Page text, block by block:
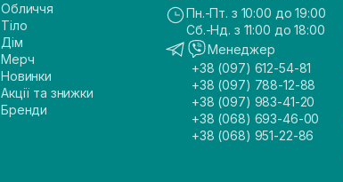
Обличчя
Тіло
Дім
Мерч
Новинки
Акції та знижки
Бренди
Пн.-Пт. з 10:00 до 19:00
Сб.-Нд. з 11:00 до 18:00
Менеджер
+38 (097) 612-54-81
+38 (097) 788-12-88
+38 (097) 983-41-20
+38 (068) 693-46-00
+38 (068) 951-22-86